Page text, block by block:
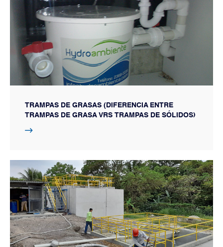
TRAMPAS DE GRASAS (DIFERENCIA ENTRE
TRAMPAS DE GRASA VRS TRAMPAS DE SÓLIDOS)